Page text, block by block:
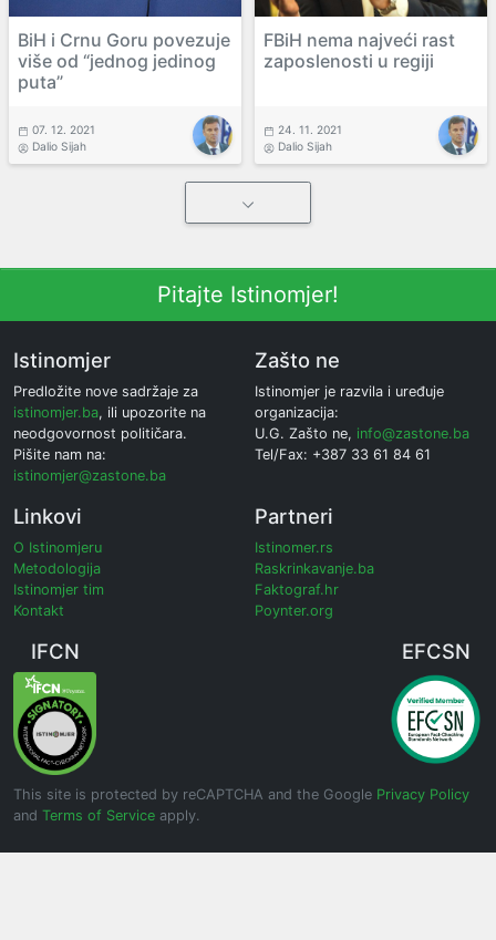
BiH i Crnu Goru povezuje
više od “jednog jedinog
puta”
07. 12. 2021
Dalio Sijah
FBiH nema najveći rast
zaposlenosti u regiji
24. 11. 2021
Dalio Sijah
Pitajte Istinomjer!
Istinomjer
Predložite nove sadržaje za
istinomjer.ba, ili upozorite na
neodgovornost političara.
Pišite nam na:
istinomjer@zastone.ba
Zašto ne
Istinomjer je razvila i uređuje
organizacija:
U.G. Zašto ne, info@zastone.ba
Tel/Fax: +387 33 61 84 61
Linkovi
O Istinomjeru
Metodologija
Istinomjer tim
Kontakt
Partneri
Istinomer.rs
Raskrinkavanje.ba
Faktograf.hr
Poynter.org
IFCN EFCSN
This site is protected by reCAPTCHA and the Google Privacy Policy
and Terms of Service apply.